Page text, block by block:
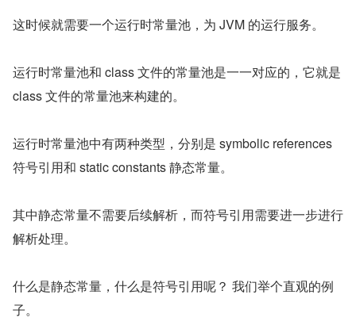
这时候就需要一个运行时常量池，为 JVM 的运行服务。
运行时常量池和 class 文件的常量池是一一对应的，它就是
class 文件的常量池来构建的。
运行时常量池中有两种类型，分别是 symbolic references
符号引用和 static constants 静态常量。
其中静态常量不需要后续解析，而符号引用需要进一步进行
解析处理。
什么是静态常量，什么是符号引用呢？ 我们举个直观的例
子。